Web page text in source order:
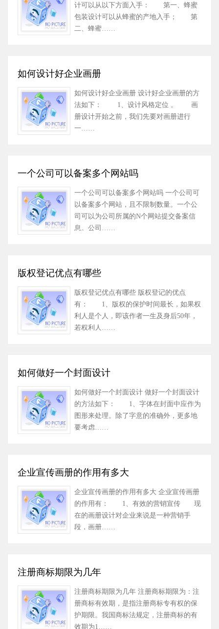
计可以从以下方面入手： 第一、蜂蜜
包装设计可以从蜂蜜的产地入手； 第
二、蜂蜜……
如何设计好企业画册
如何设计好企业画册 设计好企业画册的方
法如下： 1、设计风格定位 。 画
册设计开始之前，我们先要对画册进行
一……
一个公司可以备案多个网站吗
一个公司可以备案多个网站吗 一个公司可
以备案多个网站，且不限制数量。一个公
司可以为公司所属的N个网站提交备案信
息。公司……
版权登记优点有哪些
版权登记优点有哪些 版权登记的优点
有： 1、版权的保护时间最长，如果权
利人是个人，即该作者一生及身后50年，
若权利人……
如何做好一个封面设计
如何做好一个封面设计 做好一个封面设计
的方法如下： 1、字体在封面中应作为
图形来处理。除了字意的准确外，更多地
要考虑……
企业宣传画册的作用有多大
企业宣传画册的作用有多大 企业宣传画册
的作用有： 1、有效的营销宣传 现
在的画册设计对企业来说是一种营销手
段，画册……
注册商标期限为几年
注册商标期限为几年 注册商标期限为：注
册商标有效期，是指注册商标专有权的保
护期限。我国商标法规定，注册商标的有
效期为1……